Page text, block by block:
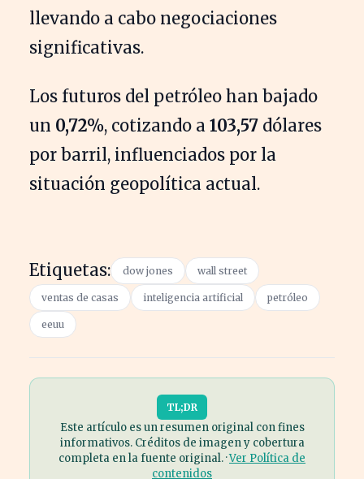
llevando a cabo negociaciones
significativas.
Los futuros del petróleo han bajado
un 0,72%, cotizando a 103,57 dólares
por barril, influenciados por la
situación geopolítica actual.
Etiquetas: dow jones wall street
ventas de casas inteligencia artificial petróleo
eeuu
TL;DR
Este artículo es un resumen original con fines
informativos. Créditos de imagen y cobertura
completa en la fuente original. ·Ver Política de
contenidos